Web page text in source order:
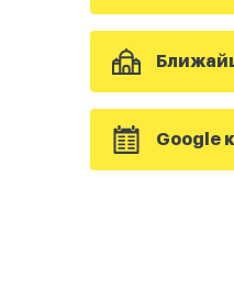
Google